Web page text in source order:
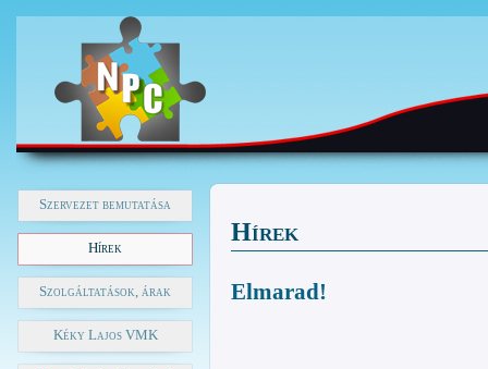
Szervezet bemutatása
Hírek
Szolgáltatások, árak
Kéky Lajos VMK
Hírek
Elmarad!